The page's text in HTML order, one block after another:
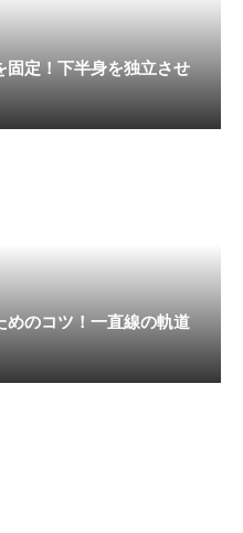
固定！下半身を独立させ
めのコツ！一直線の軌道